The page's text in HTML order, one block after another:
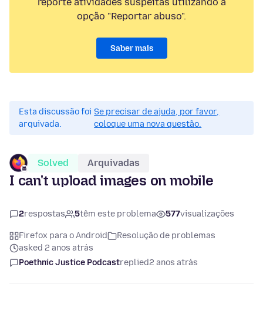
opção "Reportar abuso".
Saber mais
Esta discussão foi
arquivada.
Se precisar de ajuda, por favor,
coloque uma nova questão.
Solved Arquivadas
I can't upload images on mobile
2respostas 5têm este problema 577visualizações
Firefox para o Android
Resolução de problemas
asked 2 anos atrás
Poethnic Justice Podcastreplied2 anos atrás